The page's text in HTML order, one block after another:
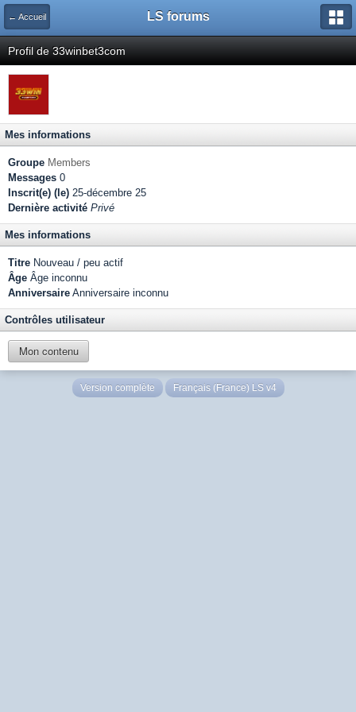
← Accueil LS forums
Profil de 33winbet3com
Mes informations
Groupe Members
Messages 0
Inscrit(e) (le) 25-décembre 25
Dernière activité Privé
Mes informations
Titre Nouveau / peu actif
Âge Âge inconnu
Anniversaire Anniversaire inconnu
Contrôles utilisateur
Mon contenu
Version complète Français (France) LS v4